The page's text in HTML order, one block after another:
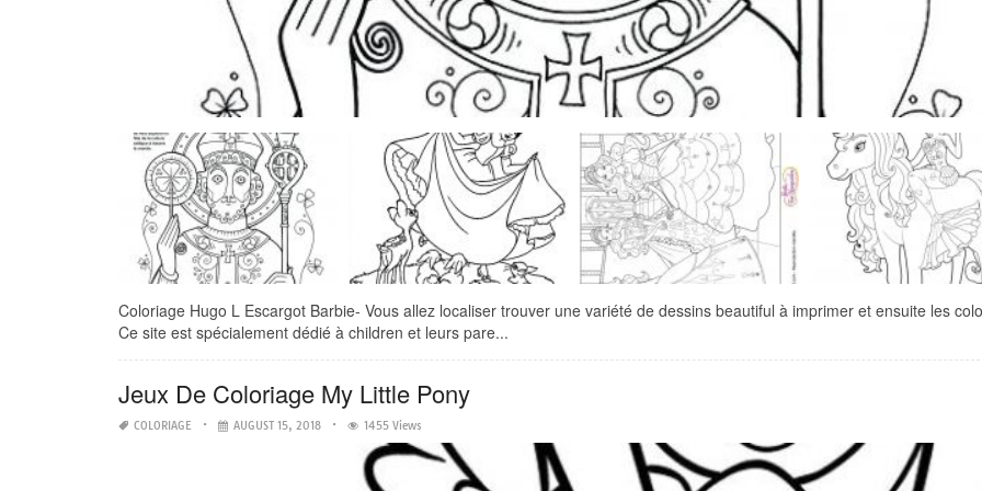
Coloriage Hugo L Escargot Barbie- Vous allez localiser trouver une variété de dessins beautiful à imprimer et ensuite les
Ce site est spécialement dédié à children et leurs pare...
Jeux De Coloriage My Little Pony
COLORIAGE AUGUST 15, 2018 1455 Views